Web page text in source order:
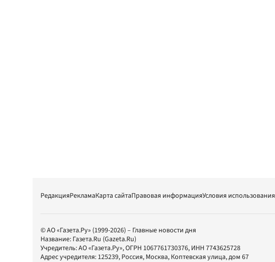
РедакцияРекламаКарта сайтаПравовая информацияУсловия использования
© АО «Газета.Ру» (1999-2026) – Главные новости дня
Название: Газета.Ru (Gazeta.Ru)
Учредитель:АО «Газета.Ру», ОГРН 1067761730376, ИНН 7743625728
Адрес учредителя: 125239, Россия, Москва, Коптевская улица, дом 67